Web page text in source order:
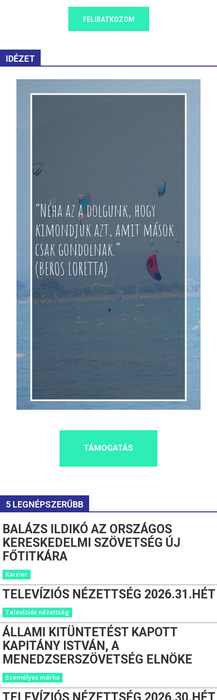
FELIRATKOZOM
IDÉZET
“Néha az a dolgunk, hogy
kimondjuk azt, amit mások
csak gondolnak.”
(BEROS LORETTA)
TÁMOGATÁS
5 LEGNÉPSZERŰBB
BALÁZS ILDIKÓ AZ ORSZÁGOS
KERESKEDELMI SZÖVETSÉG ÚJ
FŐTITKÁRA
Karrier
TELEVÍZIÓS NÉZETTSÉG 2026.31.HÉT
Televíziós nézettség
ÁLLAMI KITÜNTETÉST KAPOTT
KAPITÁNY ISTVÁN, A
MENEDZSERSZÖVETSÉG ELNÖKE
Személyes márka